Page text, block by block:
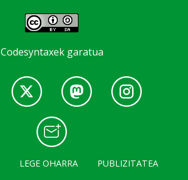
Codesyntaxek garatua
LEGE OHARRA
PUBLIZITATEA